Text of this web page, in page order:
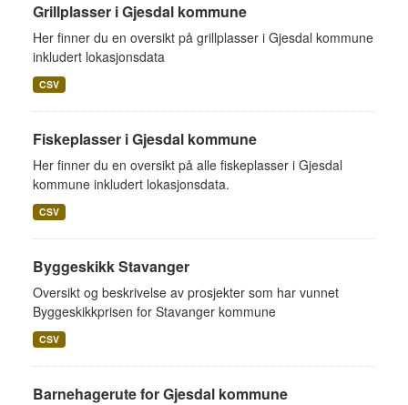
Grillplasser i Gjesdal kommune
Her finner du en oversikt på grillplasser i Gjesdal kommune
inkludert lokasjonsdata
CSV
Fiskeplasser i Gjesdal kommune
Her finner du en oversikt på alle fiskeplasser i Gjesdal
kommune inkludert lokasjonsdata.
CSV
Byggeskikk Stavanger
Oversikt og beskrivelse av prosjekter som har vunnet
Byggeskikkprisen for Stavanger kommune
CSV
Barnehagerute for Gjesdal kommune